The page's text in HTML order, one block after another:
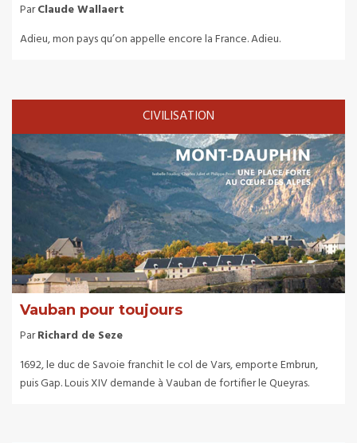
ParClaude Wallaert
Adieu, mon pays qu’on appelle encore la France. Adieu.
CIVILISATION
Vauban pour toujours
ParRichard de Seze
1692, le duc de Savoie franchit le col de Vars, emporte Embrun,
puis Gap. Louis XIV demande à Vauban de fortifier le Queyras.